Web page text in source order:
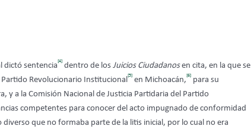
dictó sentencia
[4]
dentro de los Juicios Ciudadanosen cita, en la que se
Revolucionario Institucional
[5]
en Michoacán,
[6]
para su
y a la Comisión Nacional de Justicia Partidaria del Partido
competentes para conocer del acto impugnado de conformidad
que no formaba parte de la litis inicial, por lo cual no era